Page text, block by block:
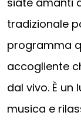
tradizionale
programma
accogliente
dal vivo. È
musica e